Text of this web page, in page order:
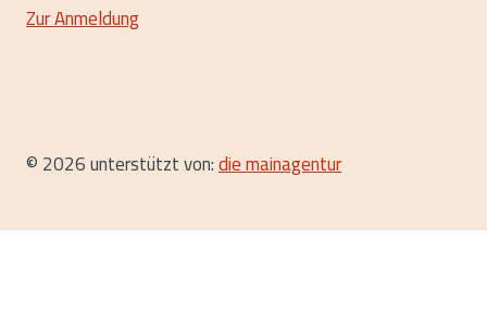
Zur Anmeldung
© 2026 unterstützt von:die mainagentur